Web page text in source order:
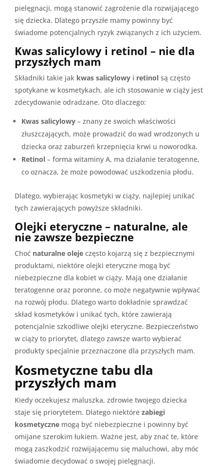
pielęgnacji, mogą stanowić zagrożenie dla rozwijającego
się dziecka. Dlatego przyszłe mamy powinny być
świadome potencjalnych ryzyk związanych z ich użyciem.
Kwas salicylowy i retinol – nie dla
przyszłych mam
Składniki takie jak kwas salicylowy i retinol są często
spotykane w kosmetykach, ale ich stosowanie w ciąży jest
zdecydowanie odradzane. Oto dlaczego:
Kwas salicylowy – znany ze swoich właściwości
złuszczających, może prowadzić do wad wrodzonych u
dziecka oraz zaburzeń krzepnięcia krwi u noworodka.
Retinol – forma witaminy A, ma działanie teratogenne,
co oznacza, że może powodować uszkodzenia płodu.
Dlatego, wybierając kosmetyki w ciąży, najlepiej unikać
tych zawierających powyższe składniki.
Olejki eteryczne – naturalne, ale
nie zawsze bezpieczne
Choć naturalne oleje często kojarzą się z bezpiecznymi
produktami, niektóre olejki eteryczne mogą być
niebezpieczne dla kobiet w ciąży. Mają one działanie
teratogenne oraz poronne, co może negatywnie wpływać
na rozwój płodu. Dlatego warto dokładnie sprawdzać
skład kosmetyków i unikać tych, które zawierają
potencjalnie szkodliwe olejki eteryczne. Bezpieczeństwo
w ciąży to priorytet, dlatego zawsze warto wybierać
produkty specjalnie przeznaczone dla przyszłych mam.
Kosmetyczne tabu dla
przyszłych mam
Kiedy oczekujesz maluszka, zdrowie twojego dziecka
staje się priorytetem. Dlatego niektóre zabiegi
kosmetyczne mogą być niebezpieczne i powinny być
omijane szerokim łukiem. Ważne jest, aby znać te, które
mogą zaszkodzić rozwijającemu się maluchowi, aby móc
świadomie decydować o swojej pielęgnacji.